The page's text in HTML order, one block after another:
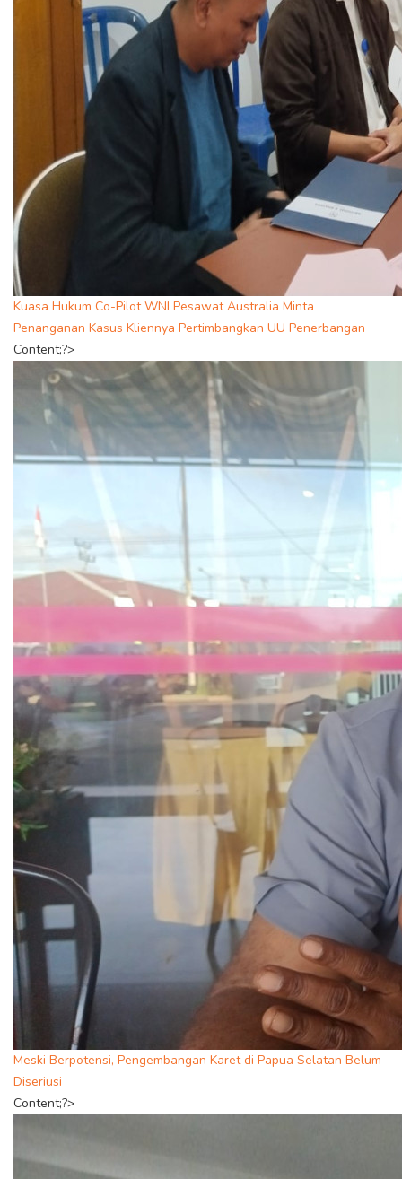
Kuasa Hukum Co-Pilot WNI Pesawat Australia Minta
Penanganan Kasus Kliennya Pertimbangkan UU Penerbangan
Content;?>
Meski Berpotensi, Pengembangan Karet di Papua Selatan Belum
Diseriusi
Content;?>